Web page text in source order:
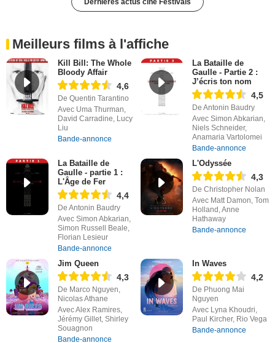
Dernières actus ciné Festivals
Meilleurs films à l'affiche
Kill Bill: The Whole
Bloody Affair
4,6
De Quentin Tarantino
Avec Uma Thurman,
David Carradine, Lucy
Liu
Bande-annonce
La Bataille de
Gaulle - Partie 2 :
J’écris ton nom
4,5
De Antonin Baudry
Avec Simon Abkarian,
Niels Schneider,
Anamaria Vartolomei
Bande-annonce
La Bataille de
Gaulle - partie 1 :
L'Âge de Fer
4,4
De Antonin Baudry
Avec Simon Abkarian,
Simon Russell Beale,
Florian Lesieur
Bande-annonce
L'Odyssée
4,3
De Christopher Nolan
Avec Matt Damon, Tom
Holland, Anne
Hathaway
Bande-annonce
Jim Queen
4,3
De Marco Nguyen,
Nicolas Athane
Avec Alex Ramires,
Jérémy Gillet, Shirley
Souagnon
Bande-annonce
In Waves
4,2
De Phuong Mai
Nguyen
Avec Lyna Khoudri,
Paul Kircher, Rio Vega
Bande-annonce